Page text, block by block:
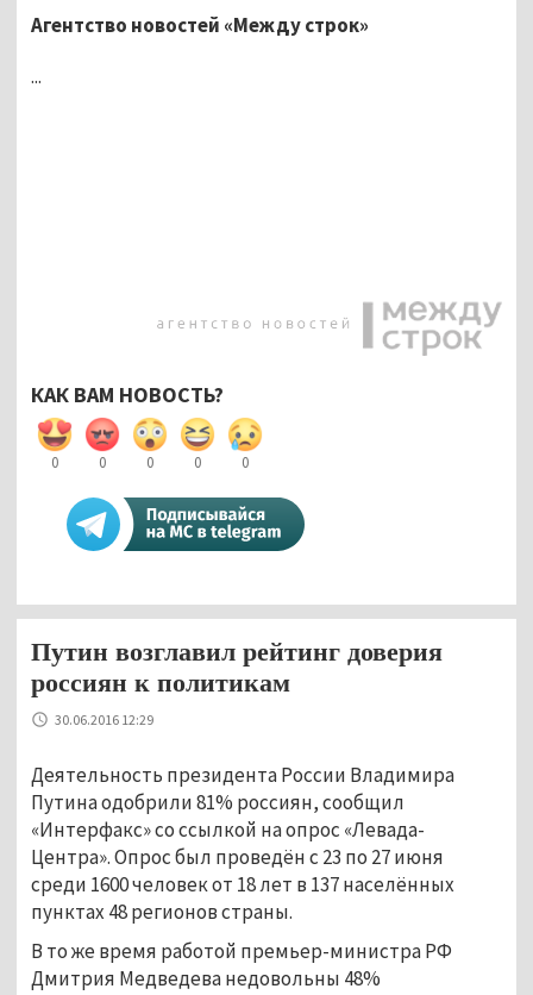
Агентство новостей «Между строк»
...
КАК ВАМ НОВОСТЬ?
0 0 0 0 0
Путин возглавил рейтинг доверия
россиян к политикам
30.06.2016 12:29
Деятельность президента России Владимира
Путина одобрили 81% россиян, сообщил
«Интерфакс» со ссылкой на опрос «Левада-
Центра». Опрос был проведён с 23 по 27 июня
среди 1600 человек от 18 лет в 137 населённых
пунктах 48 регионов страны.
В то же время работой премьер-министра РФ
Дмитрия Медведева недовольны 48%